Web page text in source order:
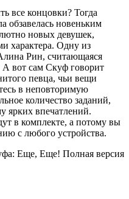
все концовки? Тогда
обзавелась новеньким
новых девушек,
характера. Одну из
Рин, считающаяся
вот сам Скуф говорит
певца, чьи вещи
в неповторимую
количество заданий,
ярких впечатлений.
в комплекте, а потому вы
с любого устройства.